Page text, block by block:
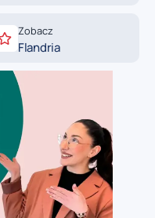
Zobacz
Flandria